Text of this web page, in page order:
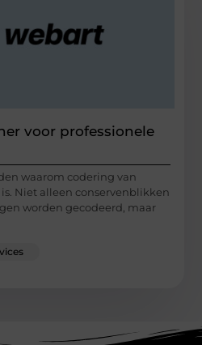
voor professionele
waarom codering van
Niet alleen conservenblikken
worden gecodeerd, maar